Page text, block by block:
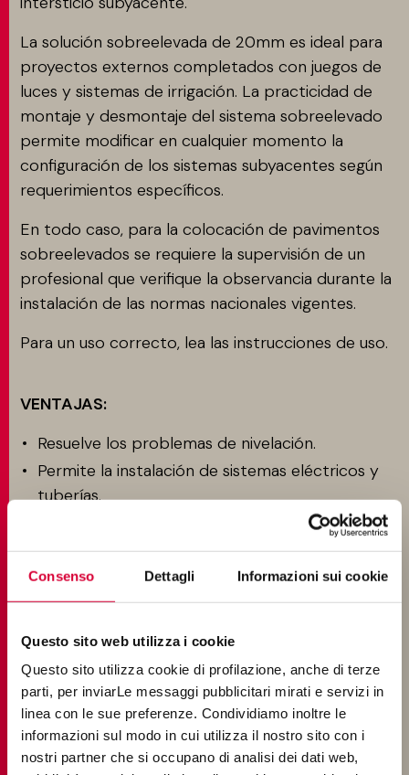
Consenso Dettagli Informazioni sui cookie
Questo sito web utilizza i cookie
Questo sito utilizza cookie di profilazione, anche di terze
parti, per inviarLe messaggi pubblicitari mirati e servizi in
linea con le sue preferenze. Condividiamo inoltre le
informazioni sul modo in cui utilizza il nostro sito con i
nostri partner che si occupano di analisi dei dati web,
La solución sobreelevada de 20mm es ideal para
proyectos externos completados con juegos de
luces y sistemas de irrigación. La practicidad de
montaje y desmontaje del sistema sobreelevado
permite modificar en cualquier momento la
configuración de los sistemas subyacentes según
requerimientos específicos.
En todo caso, para la colocación de pavimentos
sobreelevados se requiere la supervisión de un
profesional que verifique la observancia durante la
instalación de las normas nacionales vigentes.
Para un uso correcto, lea las instrucciones de uso.
VENTAJAS:
Resuelve los problemas de nivelación.
Permite la instalación de sistemas eléctricos y
tuberías.
Drenaje optimizado del agua.
Resistencia a la dilatación térmica.
Mejor aislamiento térmico y acústico.
No requiere el uso de adhesivos.
Reducción de tiempos y costos de obra.
Material reutilizable y sustituible.
Reducción de la carga por ausencia de la base
en capa de relleno.